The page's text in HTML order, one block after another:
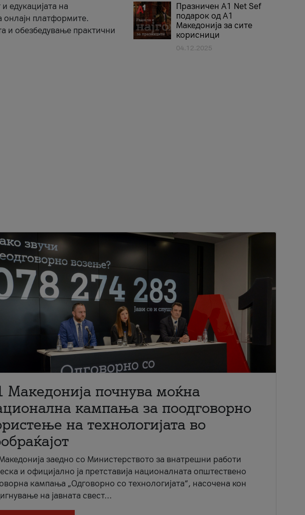
едукацијата на
онлајн платформите.
и обезбедување практични
Празничен A1 Net Sеf
подарок од А1
Македонија за сите
корисници
04.12.2025
Македонија почнува моќна
кампања за поодговорно
на технологијата во
заедно со Министерството за внатрешни работи
и официјално ја претставија националната општествено
кампања „Одговорно со технологијата“, насочена кон
на јавната свест...